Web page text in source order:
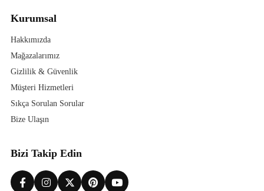
Kurumsal
Hakkımızda
Mağazalarımız
Gizlilik & Güvenlik
Müşteri Hizmetleri
Sıkça Sorulan Sorular
Bize Ulaşın
Bizi Takip Edin